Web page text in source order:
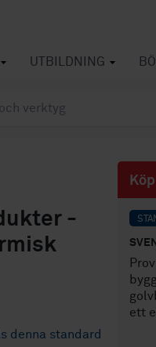
UTBILDNING
-
denna standard
ett